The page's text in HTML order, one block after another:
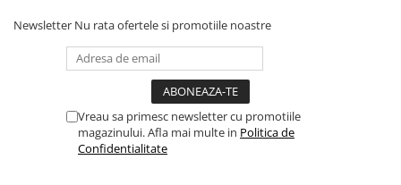
Newsletter Nu rata ofertele si promotiile noastre
Vreau sa primesc newsletter cu promotiile
magazinului. Afla mai multe in Politica de
Confidentialitate